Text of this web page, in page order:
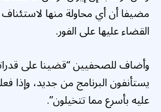
مضيفا أن أي محاولة منها لاستئناف
القضاء عليها على الفور.
وأضاف للصحفيين “قضينا على
يستأنفون البرنامج من جديد،
عليه بأسرع مما تتخيلون”.